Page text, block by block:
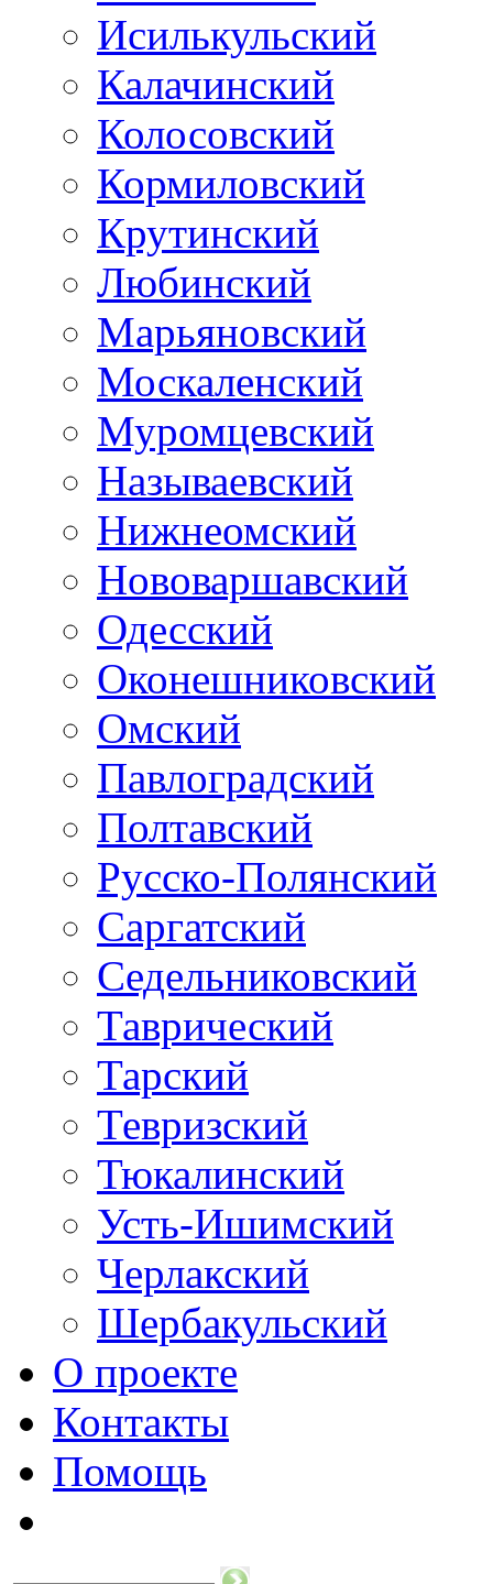
Исилькульский
Калачинский
Колосовский
Кормиловский
Крутинский
Любинский
Марьяновский
Москаленский
Муромцевский
Называевский
Нижнеомский
Нововаршавский
Одесский
Оконешниковский
Омский
Павлоградский
Полтавский
Русско-Полянский
Саргатский
Седельниковский
Таврический
Тарский
Тевризский
Тюкалинский
Усть-Ишимский
Черлакский
Шербакульский
О проекте
Контакты
Помощь